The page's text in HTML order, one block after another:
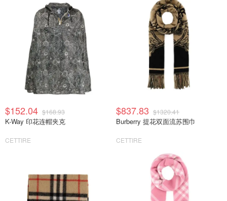
$152.04 $168.93
K-Way 印花连帽夹克
CETTIRE
$837.83 $1320.41
Burberry 提花双面流苏围巾
CETTIRE